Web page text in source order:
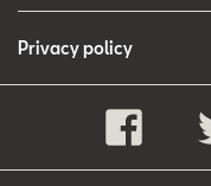
Privacy policy